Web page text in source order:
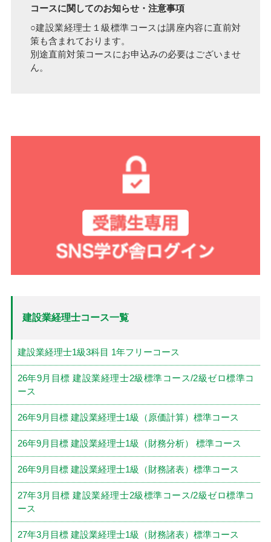
コースに関してのお知らせ・注意事項
○建設業経理士１級標準コースは講座内容に直前対
策も含まれております。
別途直前対策コースにお申込みの必要はございませ
ん。
建設業経理士コース一覧
建設業経理士1級3科目 1年フリーコース
26年9月目標 建設業経理士2級標準コース/2級ゼロ標準コ
ース
26年9月目標 建設業経理士1級（原価計算）標準コース
26年9月目標 建設業経理士1級（財務分析） 標準コース
26年9月目標 建設業経理士1級（財務諸表）標準コース
27年3月目標 建設業経理士2級標準コース/2級ゼロ標準コ
ース
27年3月目標 建設業経理士1級（財務諸表）標準コース